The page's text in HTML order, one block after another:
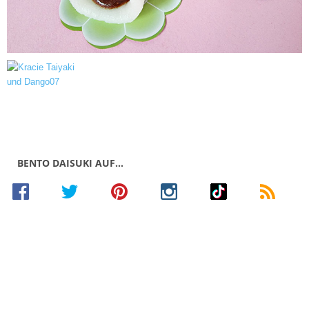
BENTO DAISUKI AUF…